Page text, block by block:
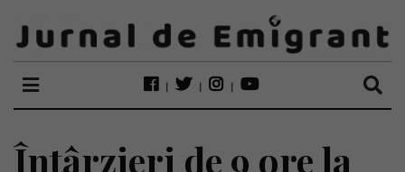
Întârzieri de 9 ore la